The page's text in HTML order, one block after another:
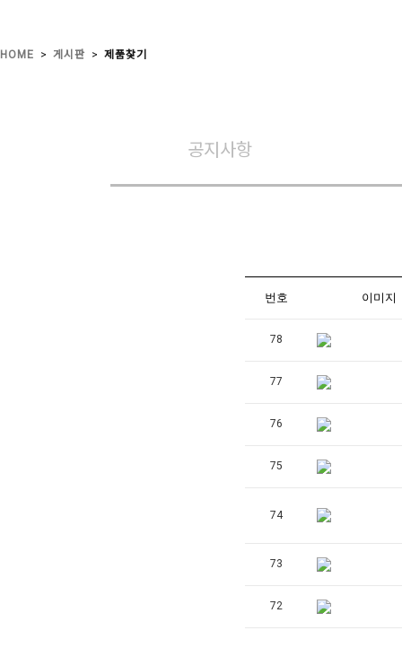
HOME > 게시판 > 제품찾기
공지사항
번호 이미지
78
77
76
75
74
73
72